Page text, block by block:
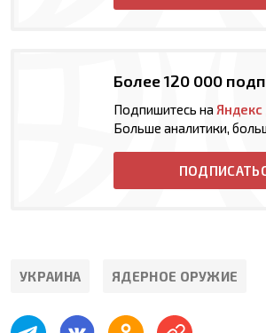
Более 120 000
Подпишитесь на
Больше аналитики,
УКРАИНА ЯДЕРНОЕ ОРУЖИЕ